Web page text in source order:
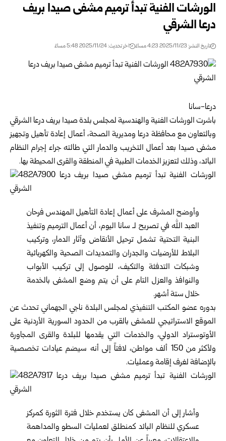
الورشات الفنية تبدأ ترميم مشفى صيدا بريف
درعا الشرقي
تاريخ النشر: 2025/11/23 4:23 مساءً اخر تحديث: 2025/11/24 5:48 مساءً
درعا-سانا
باشرت الورشات الفنية والهندسية لمجلس بلدة صيدا بريف درعا الشرقي
وبالتعاون مع محافظة درعا ومديرية الصحة، أعمال إعادة تأهيل وتجهيز
مشفى صيدا بعد أعمال التخريب والدمار التي طالته جراء إجرام النظام
البائد، وذلك لتعزيز الخدمات الطبية في المنطقة والقرى المحيطة بها.
وأوضح المشرف على أعمال إعادة التأهيل المهندس فرحان
العبد الله في تصريح لـ سانا اليوم، أن أعمال الترميم وتنفيذ
البنية التحتية تشمل ترحيل الأنقاض وآثار الدمار، وتركيب
البلاط للأرضيات والجدران والتمديدات الصحية والكهربائية
وشبكات التدفئة والتكيف، للوصول إلى تركيب الأبواب
والنوافذ والعزل التام على أن يتم وضع المشفى بالخدمة
خلال ستة أشهر.
بدوره عضو المكتب التنفيذي لمجلس البلدة ناجي الجهماني تحدث عن
الموقع الاستراتيجي للمشفى بالقرب من الحدود السورية الأردنية على
الأوتوستراد الدولي، والخدمات التي يقدمها للبلدة والقرى المجاورة
ولأكثر من 150 ألف مواطن، لافتاً إلى أنه سيضم عيادات تخصصية
بالإضافة لغرف إقامة وعمليات.
وأشار إلى أن المشفى كان يستخدم خلال فترة الثورة كمركز
عسكري للنظام البائد كمنطلق لعمليات السطو والمداهمة